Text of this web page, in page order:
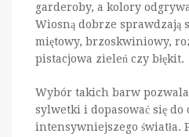
garderoby, a kolory
Wiosną dobrze sprawdzają
miętowy, brzoskwiniowy,
pistacjowa zieleń czy błękit.
Wybór takich barw
sylwetki i dopasować się do
intensywniejszego światła.